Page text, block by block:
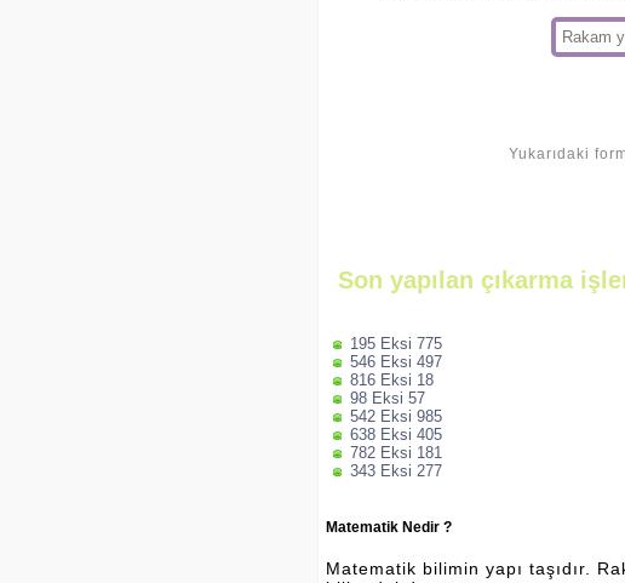
Yukarıdaki
Son yapılan çıkarma
195 Eksi 775
546 Eksi 497
816 Eksi 18
98 Eksi 57
542 Eksi 985
638 Eksi 405
782 Eksi 181
343 Eksi 277
Matematik Nedir ?
Matematik bilimin yapı taşıdır.